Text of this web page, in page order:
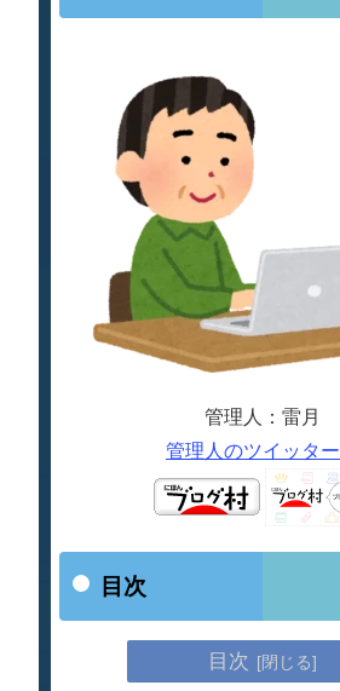
管理人：雷月
管理人のツイッター
目次
目次